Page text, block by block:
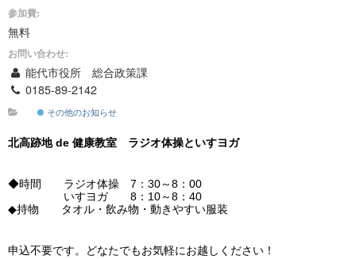
参加費:
無料
お問い合わせ:
能代市役所 総合政策課
0185-89-2142
その他のお知らせ
北高跡地 de 健康教室 ラジオ体操といすヨガ
◆時間 ラジオ体操 7：30～8：00
いすヨガ 8：10～8：40
◆持物 タオル・飲み物・動きやすい服装
申込不要です。どなたでもお気軽にお越しください！